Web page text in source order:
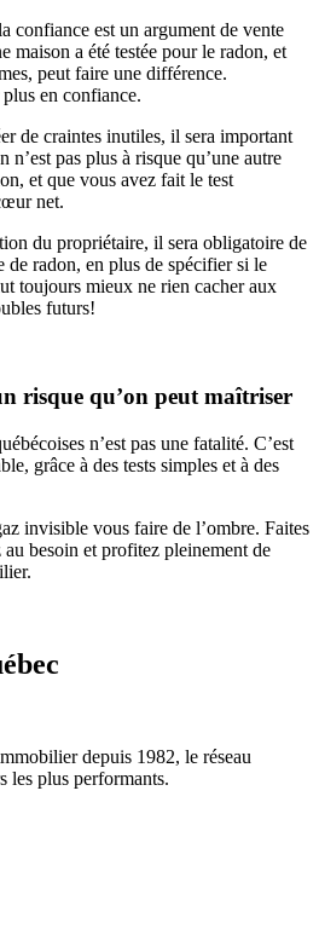
confiance est un argument de vente
maison a été testée pour le radon, et
peut faire une différence.
en confiance.
de craintes inutiles, il sera important
n’est pas plus à risque qu’une autre
et que vous avez fait le test
net.
du propriétaire, il sera obligatoire de
de radon, en plus de spécifier si le
toujours mieux ne rien cacher aux
futurs!
risque qu’on peut maîtriser
n’est pas une fatalité. C’est
grâce à des tests simples et à des
invisible vous faire de l’ombre. Faites
besoin et profitez pleinement de
depuis 1982, le réseau
plus performants.